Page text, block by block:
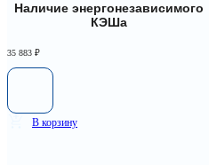
Наличие энергонезависимого
КЭШа
35 883 ₽
В корзину